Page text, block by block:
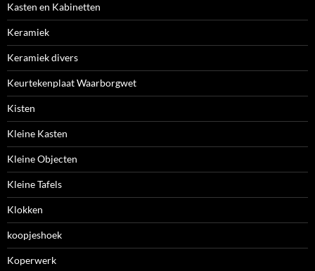
Kasten en Kabinetten
Keramiek
Keramiek divers
Keurtekenplaat Waarborgwet
Kisten
Kleine Kasten
Kleine Objecten
Kleine Tafels
Klokken
koopjeshoek
Koperwerk